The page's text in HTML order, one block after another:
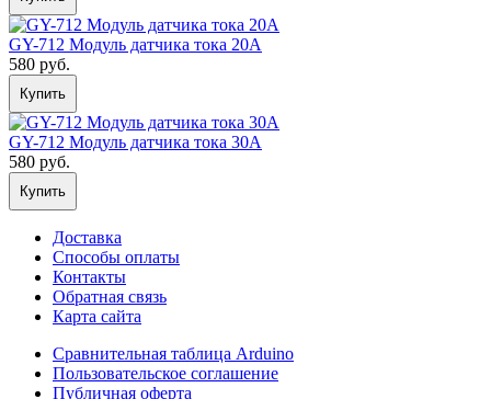
GY-712 Модуль датчика тока 20А
580 руб.
Купить
GY-712 Модуль датчика тока 30А
580 руб.
Купить
Доставка
Способы оплаты
Контакты
Обратная связь
Карта сайта
Сравнительная таблица Arduino
Пользовательское соглашение
Публичная оферта